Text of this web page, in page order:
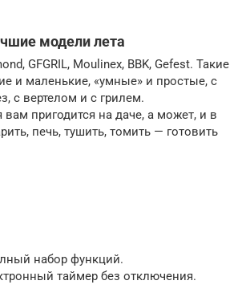
модели лета
GFGRIL, Moulinex, BBK, Gefest. Такие
и маленькие, «умные» и простые, с
с вертелом и с грилем.
вам пригодится на даче, а может, и в
печь, тушить, томить — готовить
набор функций.
таймер без отключения.